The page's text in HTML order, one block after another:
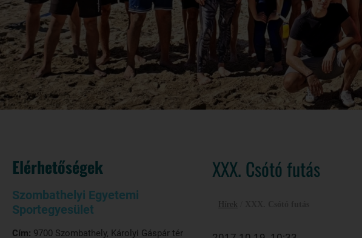
Elérhetőségek
Szombathelyi Egyetemi
Sportegyesület
Cím: 9700 Szombathely, Károlyi Gáspár tér
XXX. Csótó futás
Hírek